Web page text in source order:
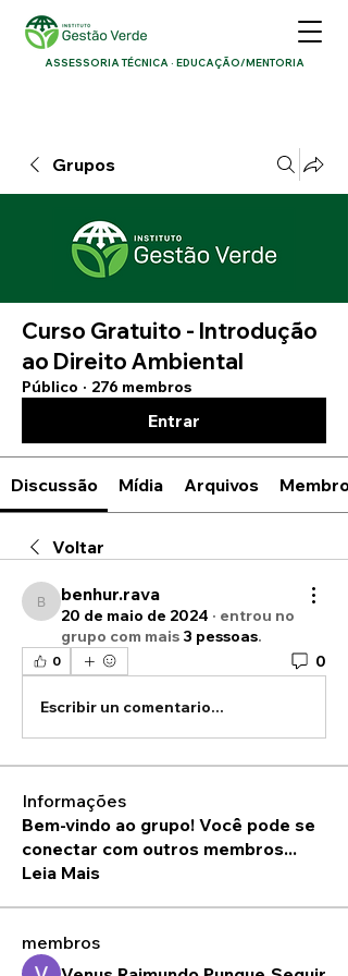
ASSESSORIA TÉCNICA · EDUCAÇÃO/MENTORIA
Grupos
Curso Gratuito - Introdução
ao Direito Ambiental
Público · 276 membros
Entrar
Discussão Mídia Arquivos
Voltar
benhur.rava
benhur.rava
20 de maio de 2024 · entrou no
grupo com mais 3 pessoas.
0 0
Escribir un comentario...
Informações
Bem-vindo ao grupo! Você pode se
conectar com outros membros...
Leia Mais
membros